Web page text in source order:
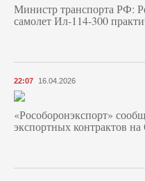
Министр транспорта РФ:
самолет Ил-114-300
22:07 16.04.2026
«Рособоронэкспорт»
экспортных контрактов